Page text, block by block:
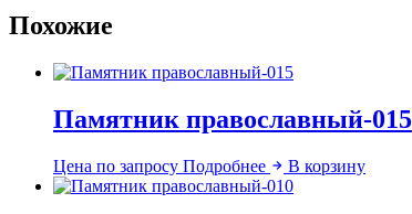
Похожие
Памятник православный-015
Цена по запросу Подробнее В корзину